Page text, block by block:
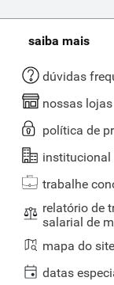
saiba mais
dúvidas
nossas lojas
política de
institucional
trabalhe
relatório de
salarial de
mapa do site
datas